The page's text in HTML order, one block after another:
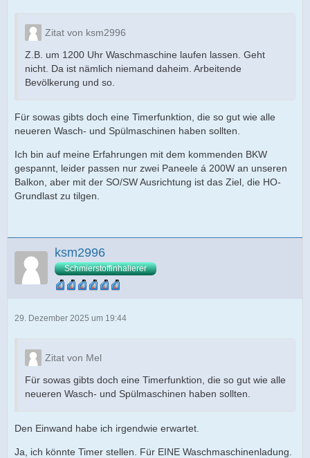
Zitat von ksm2996
Z.B. um 1200 Uhr Waschmaschine laufen lassen. Geht
nicht. Da ist nämlich niemand daheim. Arbeitende
Bevölkerung und so.
Für sowas gibts doch eine Timerfunktion, die so gut wie alle
neueren Wasch- und Spülmaschinen haben sollten.
Ich bin auf meine Erfahrungen mit dem kommenden BKW
gespannt, leider passen nur zwei Paneele á 200W an unseren
Balkon, aber mit der SO/SW Ausrichtung ist das Ziel, die HO-
Grundlast zu tilgen.
ksm2996
Schmierstoffinhalierer
29. Dezember 2025 um 19:44
Zitat von Mel
Für sowas gibts doch eine Timerfunktion, die so gut wie alle
neueren Wasch- und Spülmaschinen haben sollten.
Den Einwand habe ich irgendwie erwartet.
Ja, ich könnte Timer stellen. Für EINE Waschmaschinenladung.